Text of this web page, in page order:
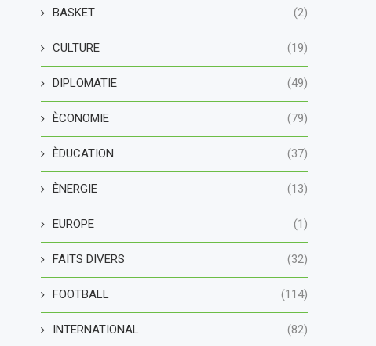
BASKET (2)
CULTURE (19)
DIPLOMATIE (49)
ÈCONOMIE (79)
ÈDUCATION (37)
ÈNERGIE (13)
EUROPE (1)
FAITS DIVERS (32)
FOOTBALL (114)
INTERNATIONAL (82)